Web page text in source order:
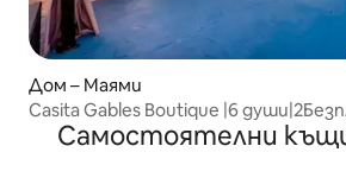
Дом – Маями
Casita Gables Boutique |6
Самостоятелни